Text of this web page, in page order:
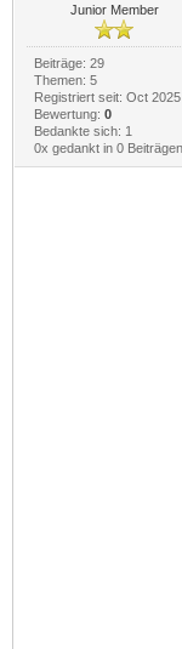
Junior Member
Beiträge: 29
Themen: 5
Registriert seit: Oct 2025
Bewertung: 0
Bedankte sich: 1
0x gedankt in 0 Beiträgen